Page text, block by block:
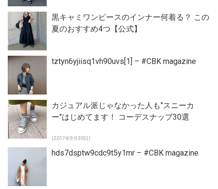
黒キャミワンピースのインナー何着る？ この
夏のおすすめ4つ【公式】
tztyn6yjiisq1vh90uvs[1] – #CBK magazine
カジュアル派じゃなかった人も"スニーカ
ー"はじめてます！ コーデスナップ30選
(2017年9月30日)
hds7dsptw9cdc9t5y1mr – #CBK magazine